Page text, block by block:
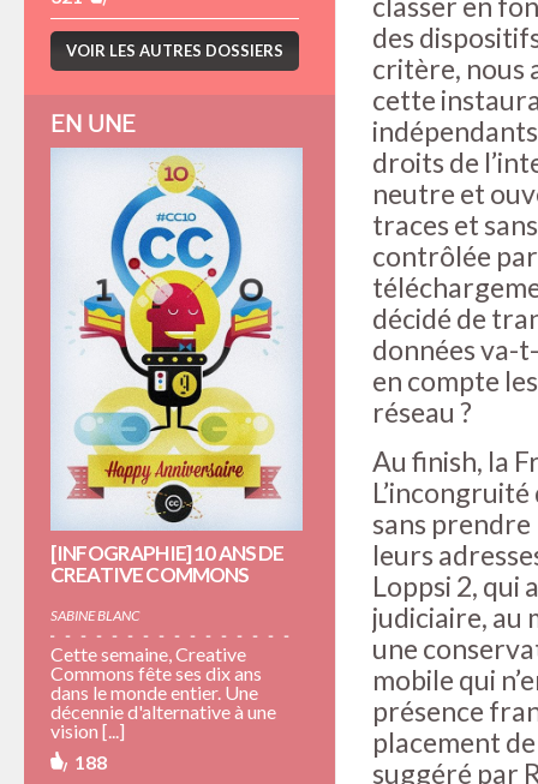
des
critère, nous
cette
droits de
neutre et
traces et
contrôlée
décidé de
données va-
en compte
réseau ?
Au finish, la
sans prendre
leurs
Loppsi 2, qui
judiciaire, au
une
mobile qui
présence
placement
suggéré par
VOIR LES AUTRES DOSSIERS
EN UNE
[INFOGRAPHIE] 10 ANS DE
CREATIVE COMMONS
SABINE BLANC
Cette semaine, Creative
Commons fête ses dix ans
dans le monde entier. Une
décennie d'alternative à une
vision [...]
188